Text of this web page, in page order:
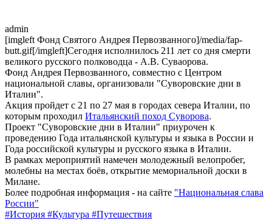
admin
[imgleft Фонд Святого Андрея Первозванного]/media/fap-
butt.gif[/imgleft]Сегодня исполнилось 211 лет со дня смерти
великого русского полководца - А.В. Суваорова.
Фонд Андрея Первозванного, совместно с Центром
национальной славы, организовали "Суворовские дни в
Италии".
Акция пройдет с 21 по 27 мая в городах севера Италии, по
которым проходил Итальянский поход Суворова.
Проект "Суворовские дни в Италии" приурочен к
проведению Года итальянской культуры и языка в России и
Года российской культуры и русского языка в Италии.
В рамках мероприятий намечен молодежный велопробег,
молебны на местах боёв, открытие мемориальной доски в
Милане.
Более подробная информация - на сайте "Национальная слава
России"
#История #Культура #Путешествия